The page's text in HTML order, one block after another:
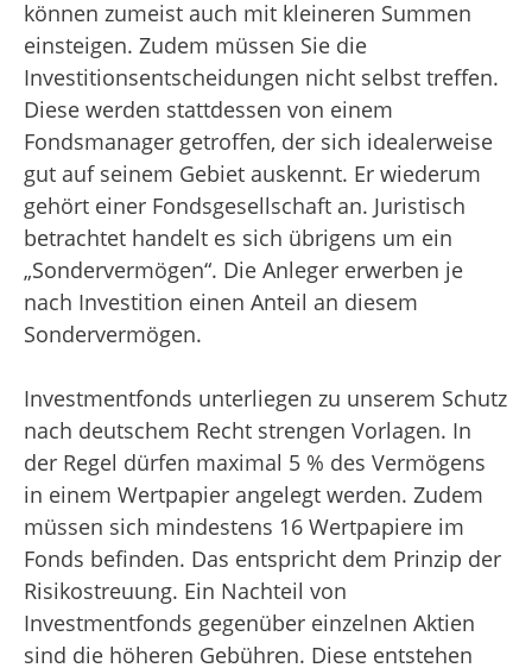
können zumeist auch mit kleineren Summen
einsteigen. Zudem müssen Sie die
Investitionsentscheidungen nicht selbst treffen.
Diese werden stattdessen von einem
Fondsmanager getroffen, der sich idealerweise
gut auf seinem Gebiet auskennt. Er wiederum
gehört einer Fondsgesellschaft an. Juristisch
betrachtet handelt es sich übrigens um ein
„Sondervermögen“. Die Anleger erwerben je
nach Investition einen Anteil an diesem
Sondervermögen.
Investmentfonds unterliegen zu unserem Schutz
nach deutschem Recht strengen Vorlagen. In
der Regel dürfen maximal 5 % des Vermögens
in einem Wertpapier angelegt werden. Zudem
müssen sich mindestens 16 Wertpapiere im
Fonds befinden. Das entspricht dem Prinzip der
Risikostreuung. Ein Nachteil von
Investmentfonds gegenüber einzelnen Aktien
sind die höheren Gebühren. Diese entstehen